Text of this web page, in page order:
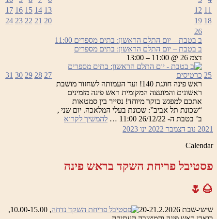
11
12
13
14
15
16
17
18
19
20
21
22
23
24
25
26
ב בטבת – יום התלם הראשון: בתים מספרים 11:00
ב בטבת – יום התלם הראשון: בתים מספרים
דצמ 26 @ 11:00 – 13:00
כרטיסים
ראש פינה חוגגת 140! ועד העמותה לשחזור מושבת
ראשונים והמועצה המקומית ראש פינה מזמינים
אתכם למפגש בוקר מיוחד! נסייר בין סמטאות
“שכונת תל אביב”: שכונת בעלי המלאכה. יום שני ,
ב’ בטבת ה- 26/12/22 11:00 …
להמשיך לקרוא
27
28
29
30
31
2021 נוב דצמבר 2022 ינו 2023
Calendar
פסטיבל פריחת השקד בראש פינה
🌰🌷
שישי-שבת 20-21.2.2026
, 10.00-15.00,